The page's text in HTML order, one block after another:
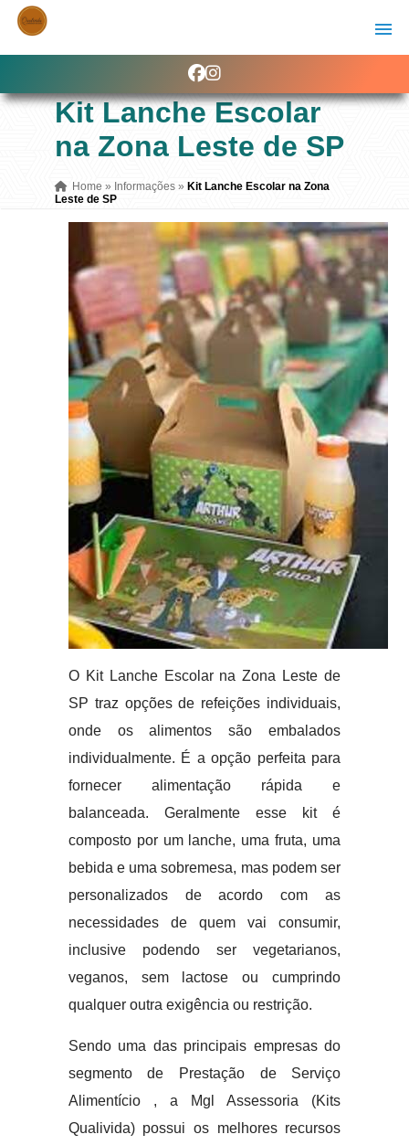
Kit Lanche Escolar
na Zona Leste de SP
Home » Informações » Kit Lanche Escolar na Zona
Leste de SP
O Kit Lanche Escolar na Zona Leste de
SP traz opções de refeições individuais,
onde os alimentos são embalados
individualmente. É a opção perfeita para
fornecer alimentação rápida e
balanceada. Geralmente esse kit é
composto por um lanche, uma fruta, uma
bebida e uma sobremesa, mas podem ser
personalizados de acordo com as
necessidades de quem vai consumir,
inclusive podendo ser vegetarianos,
veganos, sem lactose ou cumprindo
qualquer outra exigência ou restrição.
Sendo uma das principais empresas do
segmento de Prestação de Serviço
Alimentício , a Mgl Assessoria (Kits
Qualivida) possui os melhores recursos